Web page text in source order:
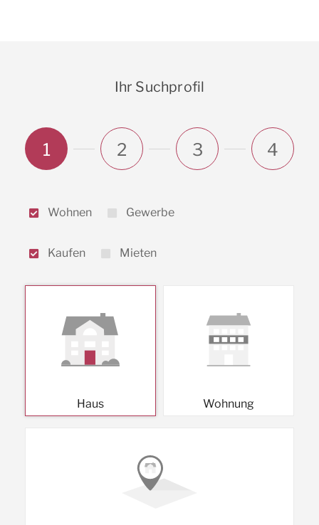
Ihr Suchprofil
1 2 3 4
Wohnen Gewerbe
Kaufen Mieten
Haus Wohnung